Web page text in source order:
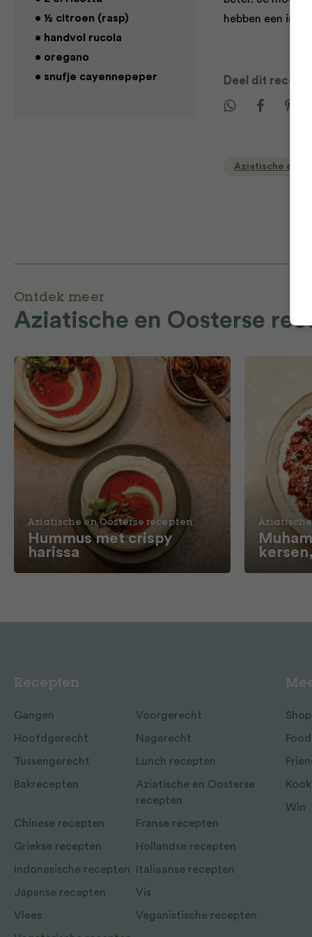
• ½ citroen (rasp)
• handvol rucola
• oregano
• snufje cayennepeper
hebben een
Deel dit recept
Aziatische en
Ontdek meer
Aziatische en Oosterse
Aziatische en Oosterse recepten
Hummus met crispy
harissa
Recepten
Gangen Voorgerecht
Hoofdgerecht Nagerecht
Tussengerecht Lunch recepten
Bakrecepten
Aziatische en Oosterse
recepten
Chinese recepten Franse recepten
Griekse recepten Hollandse recepten
Indonesische recepten Italiaanse recepten
Japanse recepten Vis
Vlees Veganistische recepten
Shop
Win